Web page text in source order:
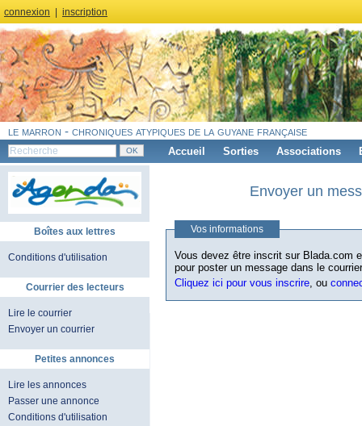
connexion inscription
le marron - chroniques atypiques de la guyane française
Accueil Sorties Associations
Boîtes aux lettres
Conditions d'utilisation
Courrier des lecteurs
Lire le courrier
Envoyer un courrier
Petites annonces
Lire les annonces
Passer une annonce
Conditions d'utilisation
Envoyer un
Vos informations
Vous devez être inscrit sur Blada.com
pour poster un message dans le
Cliquez ici pour vous inscrire, ou